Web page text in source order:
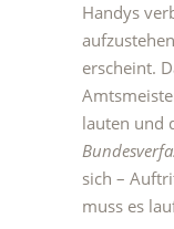
Handys
erscheint.
lauten und
sich –
muss es